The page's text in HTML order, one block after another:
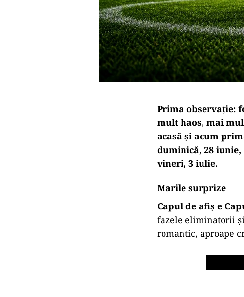
Prima observație:
mult haos, mai
acasă și acum
duminică, 28 iunie,
vineri, 3 iulie.
Marile surprize
Capul de afiș e
fazele eliminatorii
romantic, aproape